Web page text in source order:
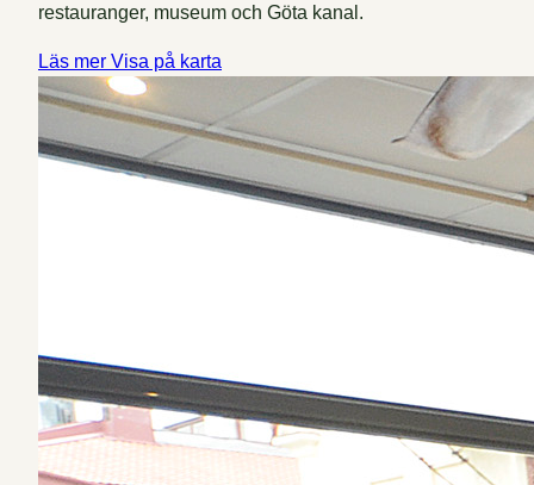
restauranger, museum och Göta kanal.
Läs mer Visa på karta